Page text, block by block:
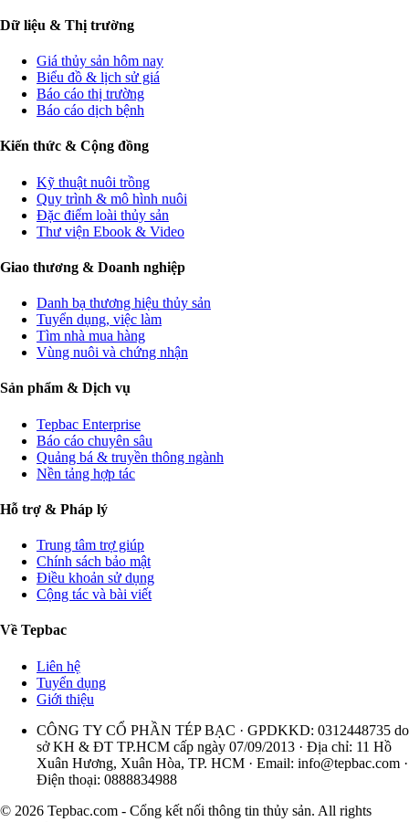
Dữ liệu & Thị trường
Giá thủy sản hôm nay
Biểu đồ & lịch sử giá
Báo cáo thị trường
Báo cáo dịch bệnh
Kiến thức & Cộng đồng
Kỹ thuật nuôi trồng
Quy trình & mô hình nuôi
Đặc điểm loài thủy sản
Thư viện Ebook & Video
Giao thương & Doanh nghiệp
Danh bạ thương hiệu thủy sản
Tuyển dụng, việc làm
Tìm nhà mua hàng
Vùng nuôi và chứng nhận
Sản phẩm & Dịch vụ
Tepbac Enterprise
Báo cáo chuyên sâu
Quảng bá & truyền thông ngành
Nền tảng hợp tác
Hỗ trợ & Pháp lý
Trung tâm trợ giúp
Chính sách bảo mật
Điều khoản sử dụng
Cộng tác và bài viết
Về Tepbac
Liên hệ
Tuyển dụng
Giới thiệu
CÔNG TY CỔ PHẦN TÉP BẠC · GPDKKD: 0312448735 do
sở KH & ĐT TP.HCM cấp ngày 07/09/2013 · Địa chỉ: 11 Hồ
Xuân Hương, Xuân Hòa, TP. HCM · Email: info@tepbac.com ·
Điện thoại: 0888834988
© 2026 Tepbac.com - Cổng kết nối thông tin thủy sản. All rights